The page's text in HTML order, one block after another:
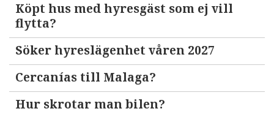
Köpt hus med hyresgäst som ej vill
flytta?
Söker hyreslägenhet våren 2027
Cercanías till Malaga?
Hur skrotar man bilen?